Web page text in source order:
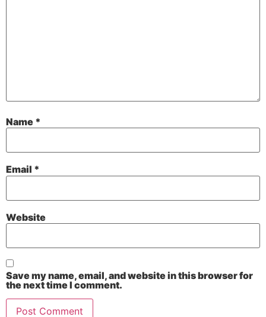
Name *
Email *
Website
Save my name, email, and website in this browser for
the next time I comment.